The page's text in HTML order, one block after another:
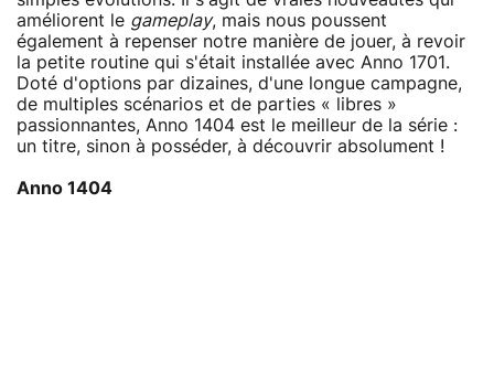
améliorent le gameplay, mais nous poussent
également à repenser notre manière de jouer, à revoir
la petite routine qui s'était installée avec Anno 1701.
Doté d'options par dizaines, d'une longue campagne,
de multiples scénarios et de parties « libres »
passionnantes, Anno 1404 est le meilleur de la série :
un titre, sinon à posséder, à découvrir absolument !
Anno 1404